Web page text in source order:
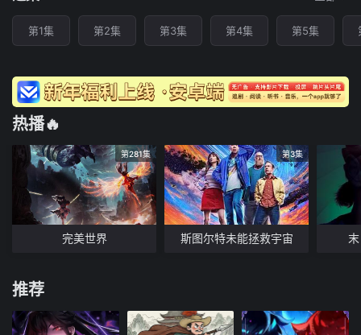
第1集 第2集 第3集 第4集 第5集
热播🔥
第281集
完美世界
第3集
斯图尔特未能拯救宇宙
推荐